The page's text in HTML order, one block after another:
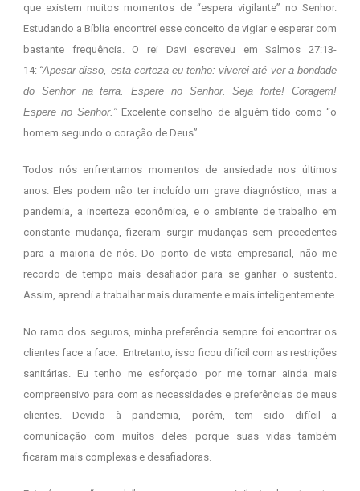
que existem muitos momentos de “espera vigilante” no Senhor.
Estudando a Bíblia encontrei esse conceito de vigiar e esperar com
bastante frequência. O rei Davi escreveu em Salmos 27:13-
14: “Apesar disso, esta certeza eu tenho: viverei até ver a bondade
do Senhor na terra. Espere no Senhor. Seja forte! Coragem!
Espere no Senhor.” Excelente conselho de alguém tido como “o
homem segundo o coração de Deus”.
Todos nós enfrentamos momentos de ansiedade nos últimos
anos. Eles podem não ter incluído um grave diagnóstico, mas a
pandemia, a incerteza econômica, e o ambiente de trabalho em
constante mudança, fizeram surgir mudanças sem precedentes
para a maioria de nós. Do ponto de vista empresarial, não me
recordo de tempo mais desafiador para se ganhar o sustento.
Assim, aprendi a trabalhar mais duramente e mais inteligentemente.
No ramo dos seguros, minha preferência sempre foi encontrar os
clientes face a face. Entretanto, isso ficou difícil com as restrições
sanitárias. Eu tenho me esforçado por me tornar ainda mais
compreensivo para com as necessidades e preferências de meus
clientes. Devido à pandemia, porém, tem sido difícil a
comunicação com muitos deles porque suas vidas também
ficaram mais complexas e desafiadoras.